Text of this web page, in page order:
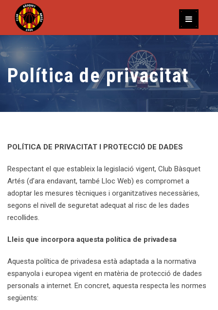
Política de privacitat
POLÍTICA DE PRIVACITAT I PROTECCIÓ DE DADES
Respectant el que estableix la legislació vigent, Club Bàsquet
Artés (d’ara endavant, també Lloc Web) es compromet a
adoptar les mesures tècniques i organitzatives necessàries,
segons el nivell de seguretat adequat al risc de les dades
recollides.
Lleis que incorpora aquesta política de privadesa
Aquesta política de privadesa està adaptada a la normativa
espanyola i europea vigent en matèria de protecció de dades
personals a internet. En concret, aquesta respecta les normes
següents: